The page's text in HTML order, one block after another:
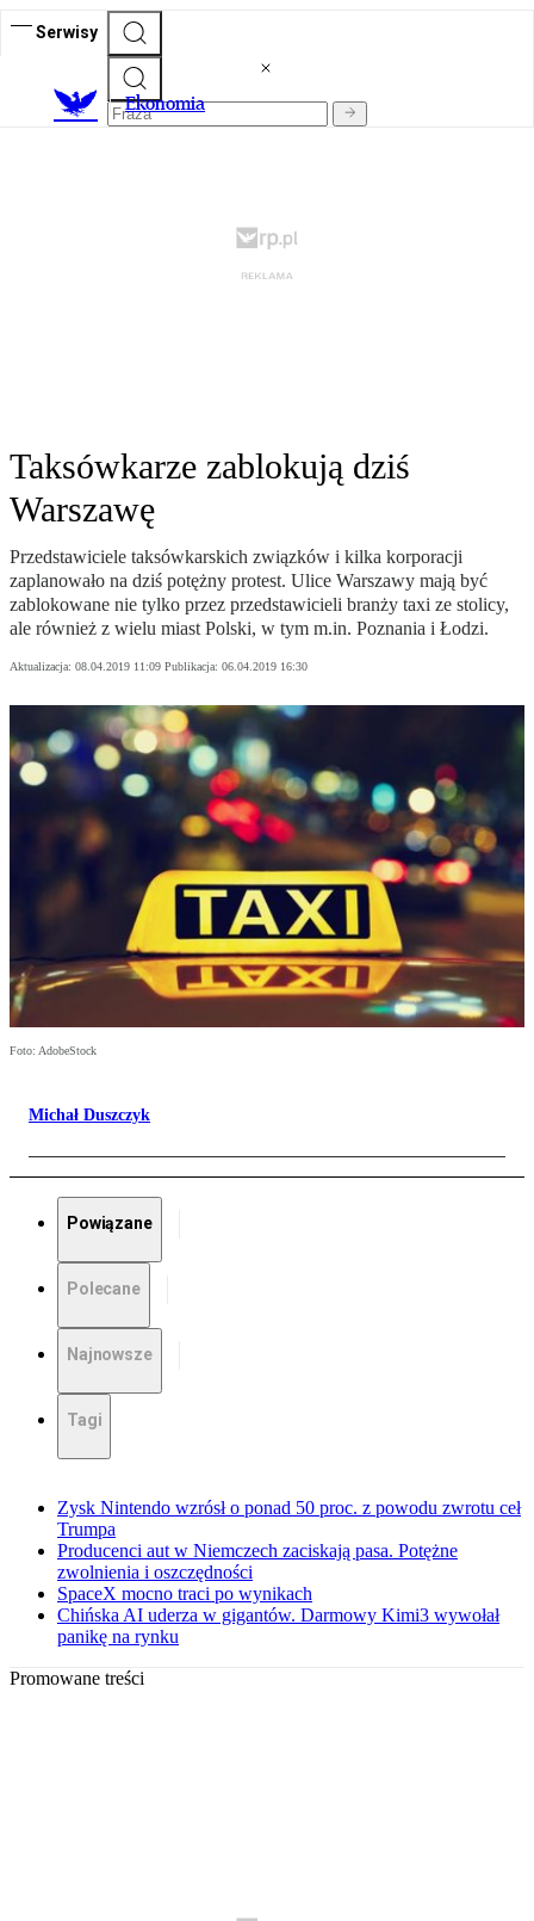
Serwisy
Ekonomia
Taksówkarze zablokują dziś
Warszawę
Przedstawiciele taksówkarskich związków i kilka korporacji
zaplanowało na dziś potężny protest. Ulice Warszawy mają być
zablokowane nie tylko przez przedstawicieli branży taxi ze stolicy,
ale również z wielu miast Polski, w tym m.in. Poznania i Łodzi.
Aktualizacja: 08.04.2019 11:09 Publikacja: 06.04.2019 16:30
Foto: AdobeStock
Michał Duszczyk
Powiązane
Polecane
Najnowsze
Tagi
Zysk Nintendo wzrósł o ponad 50 proc. z powodu zwrotu ceł
Trumpa
Producenci aut w Niemczech zaciskają pasa. Potężne
zwolnienia i oszczędności
SpaceX mocno traci po wynikach
Chińska AI uderza w gigantów. Darmowy Kimi3 wywołał
panikę na rynku
Promowane treści